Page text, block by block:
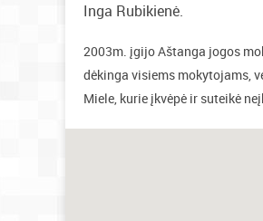
Inga Rubikienė.
2003m. įgijo Aštanga jogos
dėkinga visiems mokytojams,
Miele, kurie įkvėpė ir suteikė